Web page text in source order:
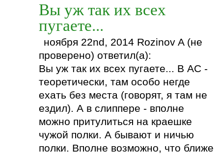
Вы уж так их всех
пугаете...
ноября 22nd, 2014 Rozinov A (не
проверено) ответил(а):
Вы уж так их всех пугаете... В АС -
теоретически, там особо негде
ехать без места (говорят, я там не
ездил). А в слиппере - вполне
можно притулиться на краешке
чужой полки. А бывают и ничью
полки. Вполне возможно, что ближе